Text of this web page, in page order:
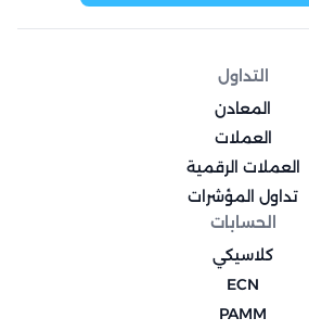
التداول
المعادن
العملات
العملات الرقمية
تداول المؤشرات
الحسابات
كلاسيكي
ECN
PAMM